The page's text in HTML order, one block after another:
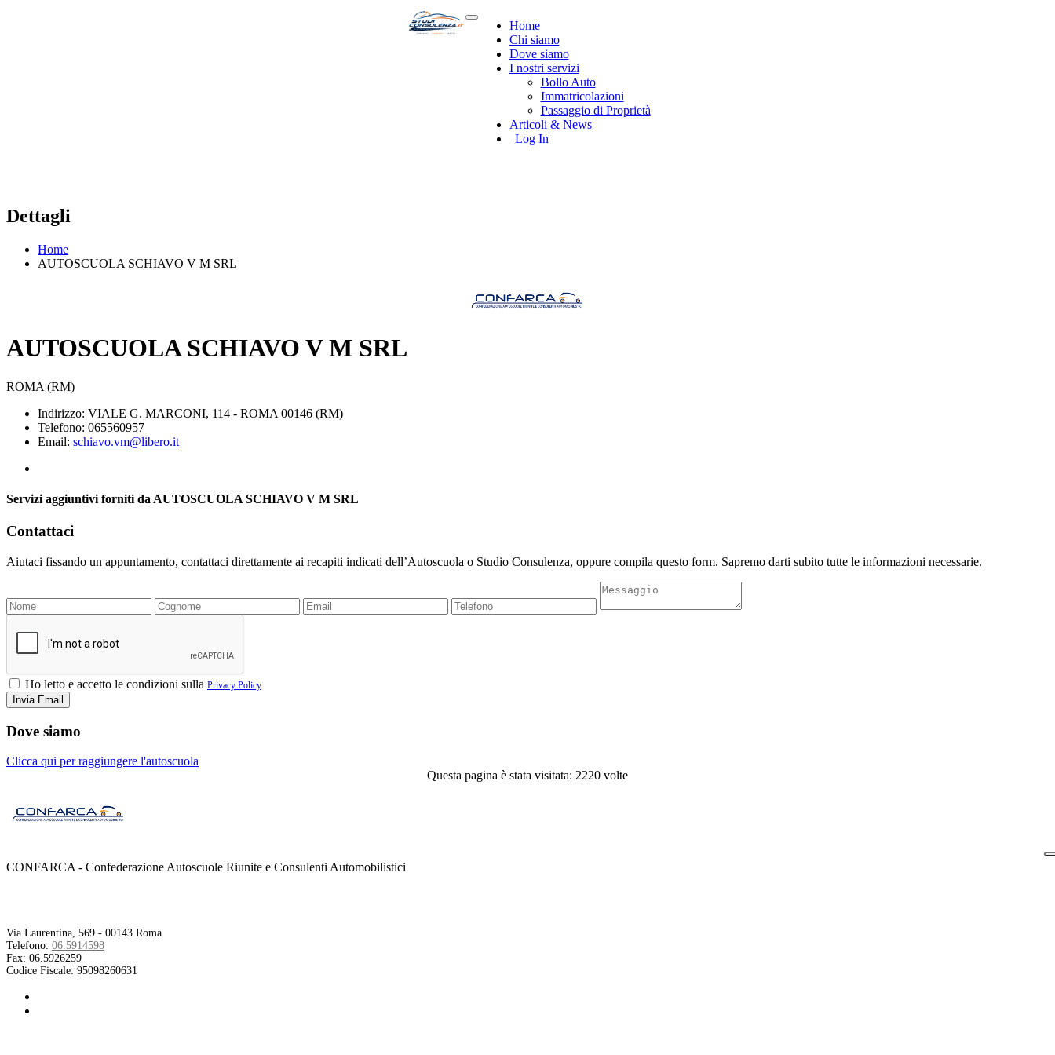
Home
Chi siamo
Dove siamo
I nostri servizi
Bollo Auto
Immatricolazioni
Passaggio di Proprietà
Articoli & News
Log In
Dettagli
Home
AUTOSCUOLA SCHIAVO V M SRL
AUTOSCUOLA SCHIAVO V M SRL
ROMA (RM)
Indirizzo: VIALE G. MARCONI, 114 - ROMA 00146 (RM)
Telefono: 065560957
Email: schiavo.vm@libero.it
Servizi aggiuntivi forniti da AUTOSCUOLA SCHIAVO V M SRL
Contattaci
Aiutaci fissando un appuntamento, contattaci direttamente ai recapiti indicati dell’Autoscuola o Studio Consulenza, oppure compila questo form. Sapremo darti subito tutte le informazioni necessarie.
Ho letto e accetto le condizioni sulla Privacy Policy
Dove siamo
Clicca qui per raggiungere l'autoscuola
Questa pagina è stata visitata: 2220 volte
CONFARCA - Confederazione Autoscuole Riunite e Consulenti Automobilistici
Via Laurentina, 569 - 00143 Roma
Telefono: 06.5914598
Fax: 06.5926259
Codice Fiscale: 95098260631